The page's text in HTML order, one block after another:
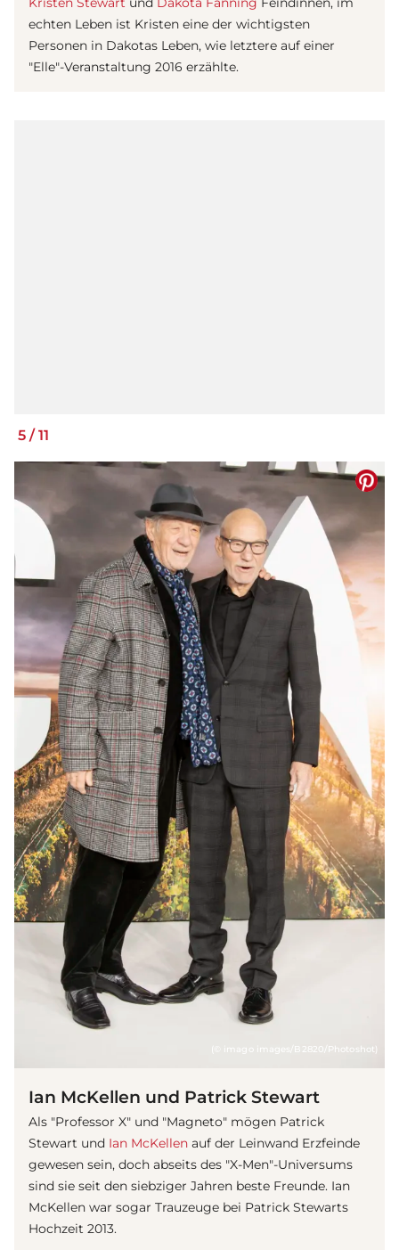
echten Leben ist Kristen eine der wichtigsten
Personen in Dakotas Leben, wie letztere auf einer
"Elle"-Veranstaltung 2016 erzählte.
5 /11
(© imago images/B2820/Photoshot)
Ian McKellen und Patrick Stewart
Als "Professor X" und "Magneto" mögen Patrick
Stewart und Ian McKellen auf der Leinwand Erzfeinde
gewesen sein, doch abseits des "X-Men"-Universums
sind sie seit den siebziger Jahren beste Freunde. Ian
McKellen war sogar Trauzeuge bei Patrick Stewarts
Hochzeit 2013.